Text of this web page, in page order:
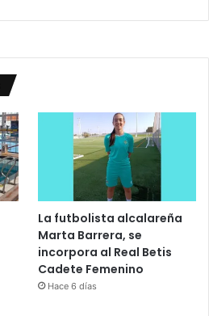
La futbolista alcalareña
Marta Barrera, se
incorpora al Real Betis
Cadete Femenino
Hace 6 días